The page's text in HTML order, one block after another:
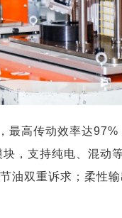
最高传动效率达
，支持纯电、混动
油双重诉求；柔性